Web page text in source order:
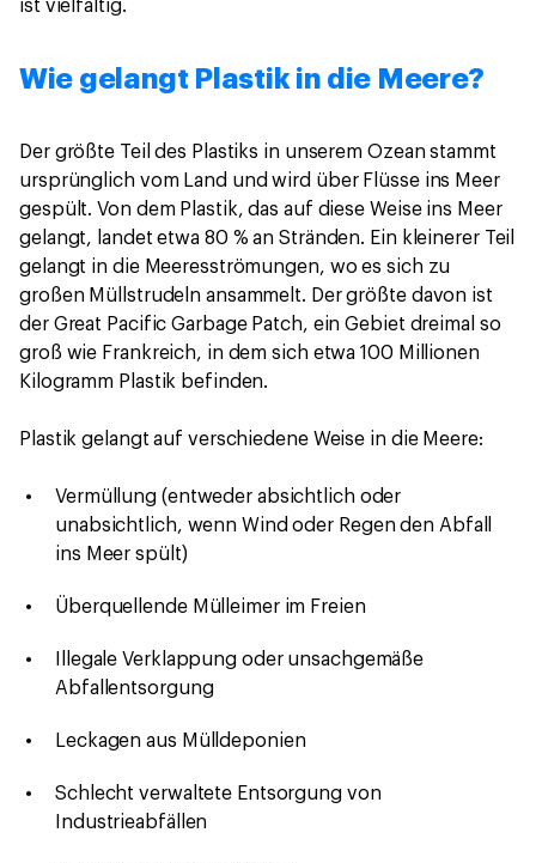
ist vielfältig.
Wie gelangt Plastik in die Meere?
Der größte Teil des Plastiks in unserem Ozean stammt
ursprünglich vom Land und wird über Flüsse ins Meer
gespült. Von dem Plastik, das auf diese Weise ins Meer
gelangt, landet etwa 80 % an Stränden. Ein kleinerer Teil
gelangt in die Meeresströmungen, wo es sich zu
großen Müllstrudeln ansammelt. Der größte davon ist
der Great Pacific Garbage Patch, ein Gebiet dreimal so
groß wie Frankreich, in dem sich etwa 100 Millionen
Kilogramm Plastik befinden.
Plastik gelangt auf verschiedene Weise in die Meere:
Vermüllung (entweder absichtlich oder
unabsichtlich, wenn Wind oder Regen den Abfall
ins Meer spült)
Überquellende Mülleimer im Freien
Illegale Verklappung oder unsachgemäße
Abfallentsorgung
Leckagen aus Mülldeponien
Schlecht verwaltete Entsorgung von
Industrieabfällen